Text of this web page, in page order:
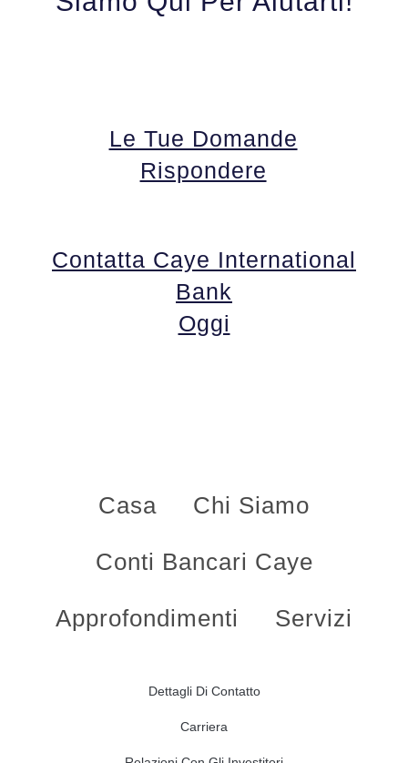
Le Tue Domande
Rispondere
Contatta Caye International
Bank
Oggi
Casa Chi Siamo
Conti Bancari Caye
Approfondimenti Servizi
Dettagli Di Contatto
Carriera